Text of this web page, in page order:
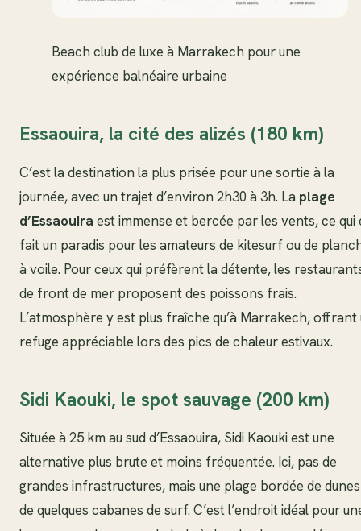
Beach club de luxe à Marrakech pour une
expérience balnéaire urbaine
Essaouira, la cité des alizés (180 km)
C’est la destination la plus prisée pour une sortie à la
journée, avec un trajet d’environ 2h30 à 3h. La plage
d’Essaouira est immense et bercée par les vents, ce qui
fait un paradis pour les amateurs de kitesurf ou de
à voile. Pour ceux qui préfèrent la détente, les
de front de mer proposent des poissons frais.
L’atmosphère y est plus fraîche qu’à Marrakech, offrant
refuge appréciable lors des pics de chaleur estivaux.
Sidi Kaouki, le spot sauvage (200 km)
Située à 25 km au sud d’Essaouira, Sidi Kaouki est une
alternative plus brute et moins fréquentée. Ici, pas de
grandes infrastructures, mais une plage bordée de
de quelques cabanes de surf. C’est l’endroit idéal pour